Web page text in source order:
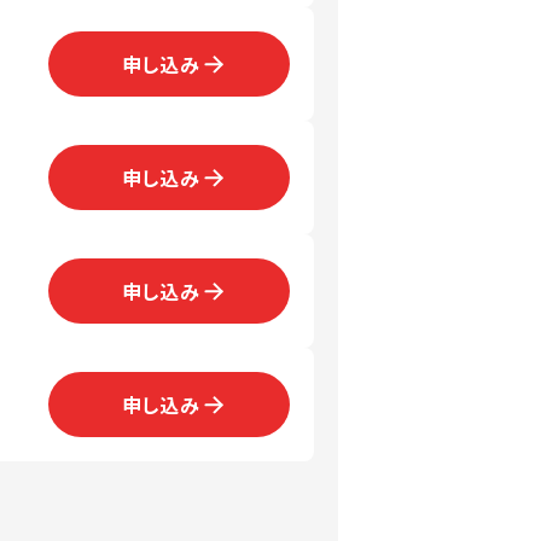
申し込み
申し込み
申し込み
申し込み